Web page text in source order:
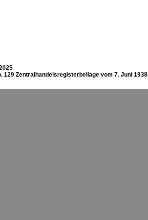
129 Zentralhandelsregisterbeilage vom 7. Juni 1938